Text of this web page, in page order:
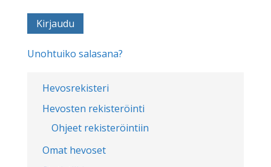
Hevosrekisteri
Hevosten rekisteröinti
Ohjeet rekisteröintiin
Omat hevoset
Unohtuiko salasana?